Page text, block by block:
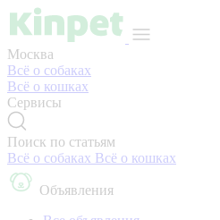
Москва
Всё о собаках
Всё о кошках
Сервисы
Поиск по статьям
Всё о собаках Всё о кошках
Объявления